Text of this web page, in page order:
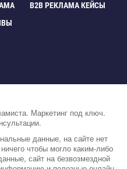
B2B РЕКЛАМА КЕЙСЫ
Маркетинг под ключ.
данные, на сайте нет
чтобы могло каким-либо
сайт на безвозмездной